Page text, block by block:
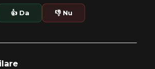
👍 Da 👎 Nu